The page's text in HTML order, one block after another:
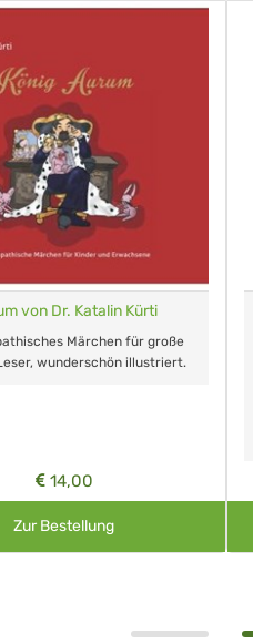
von Dr. Katalin Kürti
Märchen für große
wunderschön illustriert.
14,00
Zur Bestellung